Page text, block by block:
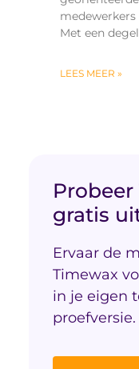
Met een
LEES MEER »
gratis
Ervaar de
Timewax
in je eigen
proefversie.